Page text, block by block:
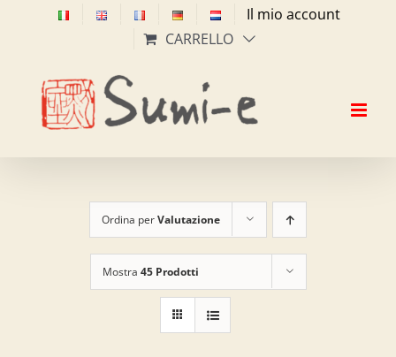
Il mio account
CARRELLO
Ordina perValutazione
Mostra 45 Prodotti